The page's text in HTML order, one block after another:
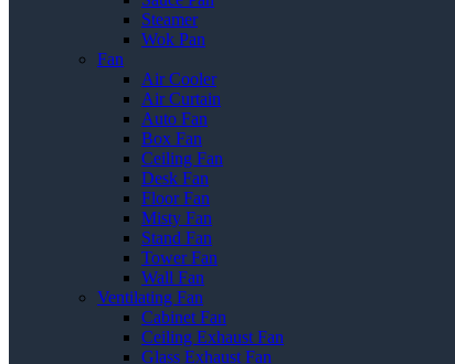
Steamer
Wok Pan
Fan
Air Cooler
Air Curtain
Auto Fan
Box Fan
Ceiling Fan
Desk Fan
Floor Fan
Misty Fan
Stand Fan
Tower Fan
Wall Fan
Ventilating Fan
Cabinet Fan
Ceiling Exhaust Fan
Glass Exhaust Fan